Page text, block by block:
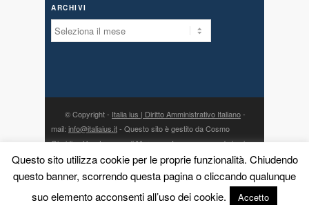
ARCHIVI
Archivi
© Copyright - Italia ius | Diritto Amministrativo Italiano-
mail: info@italiaius.it- Questo sito è gestito da Cosmo
Giuridico Veneto s.a.s. di Marangon Ivonne, con sede in via
Centro 80, fraz. Priabona 36030 Monte di Malo (VI) - P. IVA
03775960242 - PEC: cosmogiuridicoveneto@legalmail.it
- la
direzione scientifica è affidata all’avv. Dario Meneguzzo, con
studio in Malo (VI), via Gorizia 18 - telefono: 0445 580558 -
Questo sito utilizza cookie per le proprie funzionalità. Chiudendo
questo banner, scorrendo questa pagina o cliccando qualunque
suo elemento acconsenti all’uso dei cookie.
Accetto